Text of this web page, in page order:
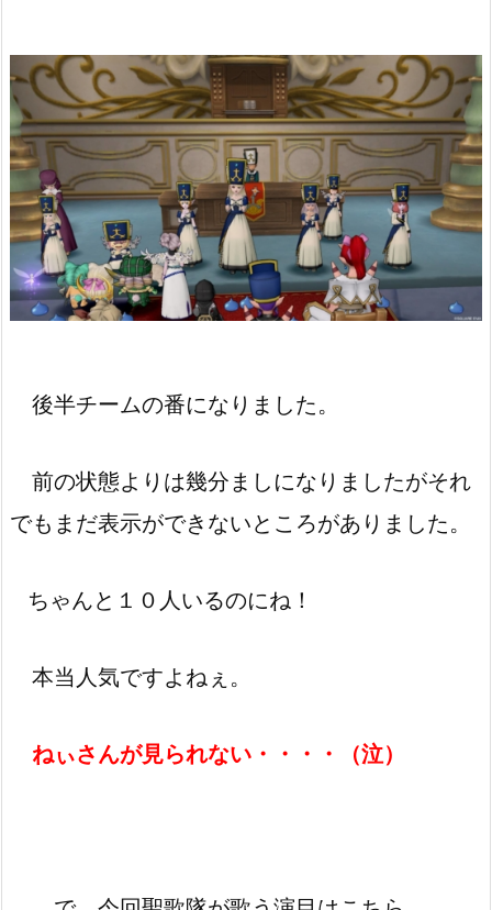
後半チームの番になりました。
前の状態よりは幾分ましになりましたがそれ
でもまだ表示ができないところがありました。
ちゃんと１０人いるのにね！
本当人気ですよねぇ。
ねぃさんが見られない・・・・（泣）